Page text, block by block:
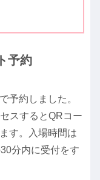
予約
で予約しました。
スするとQRコー
す。入場時間は
分内に受付をす